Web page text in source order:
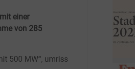
einer
von 285
500 MW“, umriss